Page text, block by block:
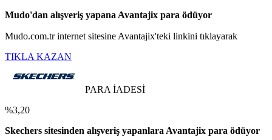
Mudo'dan alışveriş yapana Avantajix para ödüyor
Mudo.com.tr internet sitesine Avantajix'teki linkini tıklayarak
TIKLA KAZAN
PARA İADESİ
%3,20
Skechers sitesinden alışveriş yapanlara Avantajix para ödüyor